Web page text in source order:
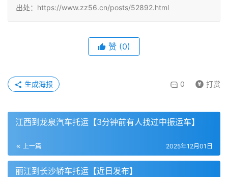
出处：https://www.zz56.cn/posts/52892.html
赞 (0)
0 打赏
生成海报
江西到龙泉汽车托运【3分钟前有人找过中振运车】
上一篇 2025年12月01日
丽江到长沙轿车托运【近日发布】